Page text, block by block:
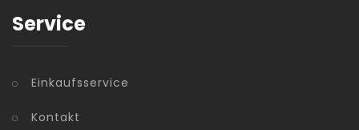
Service
Einkaufsservice
Kontakt